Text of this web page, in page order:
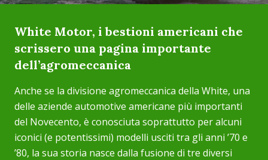
White Motor, i bestioni americani che
scrissero una pagina importante
dell’agromeccanica
Anche se la divisione agromeccanica della White, una
delle aziende automotive americane più importanti
del Novecento, è conosciuta soprattutto per alcuni
iconici (e potentissimi) modelli usciti tra gli anni ’70 e
’80, la sua storia nasce dalla fusione di tre diversi